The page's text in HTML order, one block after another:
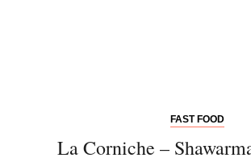
FAST FOOD
La Corniche –